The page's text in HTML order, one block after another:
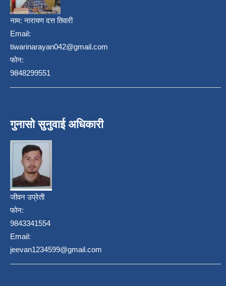
नाम:नारायण दत्त तिवारी
Email:
tiwarinarayan042@gmail.com
फोन:
9848299551
गुनासो सुनुवाई अधिकारी
जीवन उप्रेती
फोन:
9843341554
Email:
jeevan1234599@gmail.com